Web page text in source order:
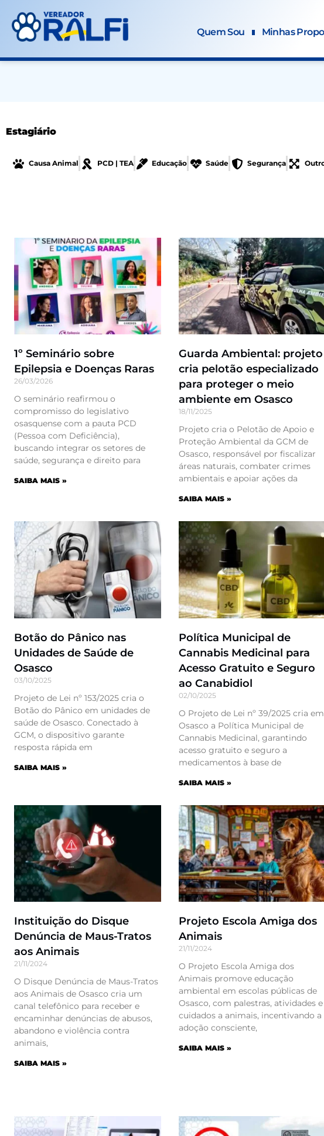
para
Quem Sou Minhas
Estagiário
Causa Animal PCD | TEA Educação Saúde Segurança
1º Seminário sobre
Epilepsia e Doenças Raras
26/03/2026
O seminário reafirmou o
compromisso do legislativo
osasquense com a pauta PCD
(Pessoa com Deficiência),
buscando integrar os setores de
saúde, segurança e direito para
SAIBA MAIS »
Guarda Ambiental: projeto
cria pelotão especializado
para proteger o meio
ambiente em Osasco
18/11/2025
Projeto cria o Pelotão de Apoio e
Proteção Ambiental da GCM de
Osasco, responsável por fiscalizar
áreas naturais, combater crimes
ambientais e apoiar ações da
SAIBA MAIS »
Botão do Pânico nas
Unidades de Saúde de
Osasco
03/10/2025
Projeto de Lei nº 153/2025 cria o
Botão do Pânico em unidades de
saúde de Osasco. Conectado à
GCM, o dispositivo garante
resposta rápida em
SAIBA MAIS »
Política Municipal de
Cannabis Medicinal para
Acesso Gratuito e Seguro
ao Canabidiol
02/10/2025
O Projeto de Lei nº 39/2025 cria em
Osasco a Política Municipal de
Cannabis Medicinal, garantindo
acesso gratuito e seguro a
medicamentos à base de
SAIBA MAIS »
Instituição do Disque
Denúncia de Maus-Tratos
aos Animais
21/11/2024
O Disque Denúncia de Maus-Tratos
aos Animais de Osasco cria um
canal telefônico para receber e
encaminhar denúncias de abusos,
abandono e violência contra
animais,
SAIBA MAIS »
Projeto Escola Amiga dos
Animais
21/11/2024
O Projeto Escola Amiga dos
Animais promove educação
ambiental em escolas públicas de
Osasco, com palestras, atividades e
cuidados a animais, incentivando a
adoção consciente,
SAIBA MAIS »